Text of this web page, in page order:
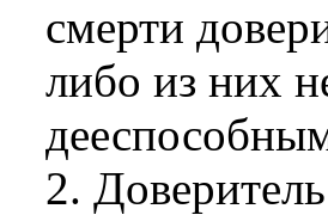
смерти
либо из них
2.